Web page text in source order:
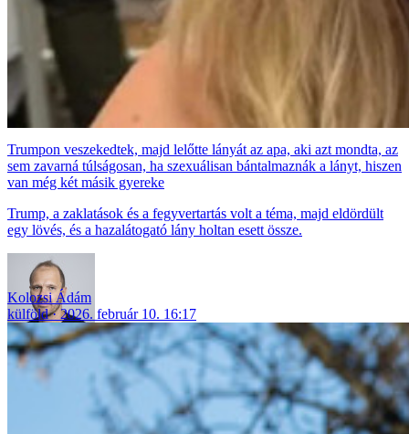
Trumpon veszekedtek, majd lelőtte lányát az apa, aki azt mondta, az
sem zavarná túlságosan, ha szexuálisan bántalmaznák a lányt, hiszen
van még két másik gyereke
Trump, a zaklatások és a fegyvertartás volt a téma, majd eldördült
egy lövés, és a hazalátogató lány holtan esett össze.
Kolozsi Ádám
külföld
2026. február 10. 16:17